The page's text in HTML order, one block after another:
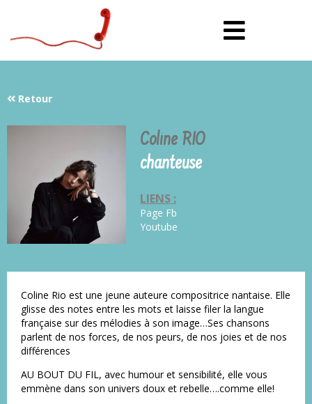
Retour
Coline RIO
chanteuse
LIENS :
Page Fb
Youtube
Coline Rio est une jeune auteure compositrice nantaise. Elle
glisse des notes entre les mots et laisse filer la langue
française sur des mélodies à son image…Ses chansons
parlent de nos forces, de nos peurs, de nos joies et de nos
différences
AU BOUT DU FIL, avec humour et sensibilité, elle vous
emmène dans son univers doux et rebelle….comme elle!